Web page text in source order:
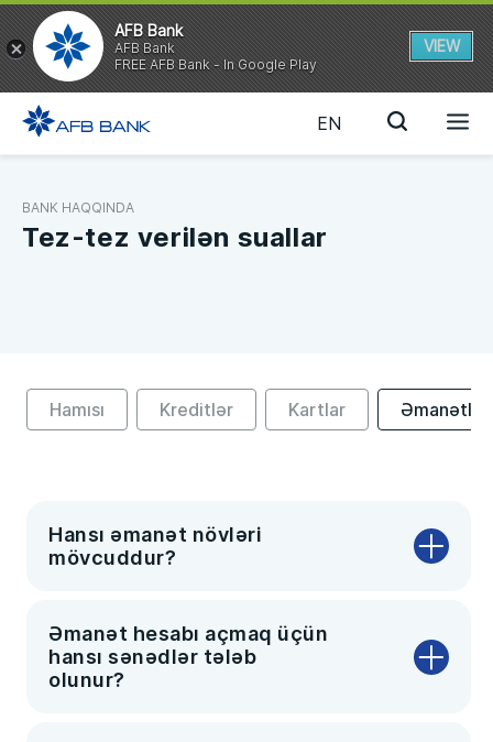
EN
BANK HAQQINDA
Tez-tez verilən suallar
Hamısı Kreditlər Kartlar Əmanətlər
Hansı əmanət növləri
mövcuddur?
Əmanət hesabı açmaq üçün
hansı sənədlər tələb
olunur?
AFB Bank
AFB Bank
FREE AFB Bank - In Google Play
VIEW